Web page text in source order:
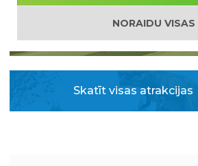
Jaunums!
Piepūšamā atrakcija
Skatīt visas atrakcijas
NORAIDU VISAS